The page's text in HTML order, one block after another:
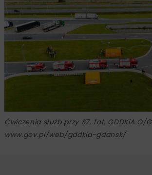
Ćwiczenia służb przy S7, fot. GDDKiA O/
www.gov.pl/web/gddkia-gdansk/